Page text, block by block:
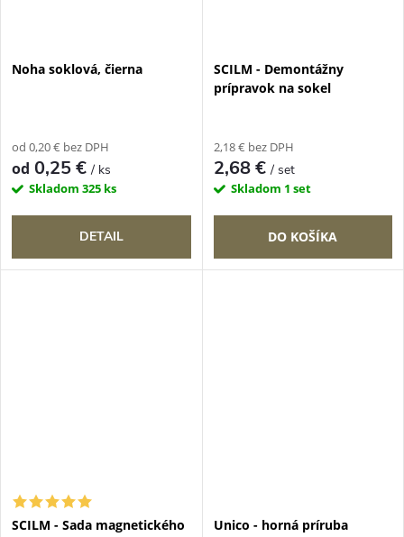
Noha soklová, čierna
od 0,20 € bez DPH
od 0,25 €/ ks
Skladom 325 ks
DETAIL
SCILM - Demontážny
prípravok na sokel
2,18 € bez DPH
2,68 €/ set
Skladom 1 set
DO KOŠÍKA
SCILM - Sada magnetického
Unico - horná príruba